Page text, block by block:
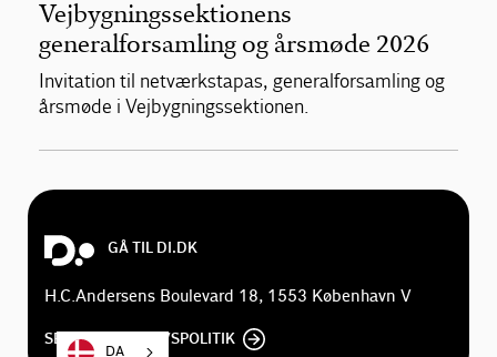
Vejbygningssektionens
generalforsamling og årsmøde 2026
Invitation til netværkstapas, generalforsamling og
årsmøde i Vejbygningssektionen.
GÅ TIL DI.DK
H.C.Andersens Boulevard 18, 1553 København V
SE DI'S PRIVATLIVSPOLITIK
DA